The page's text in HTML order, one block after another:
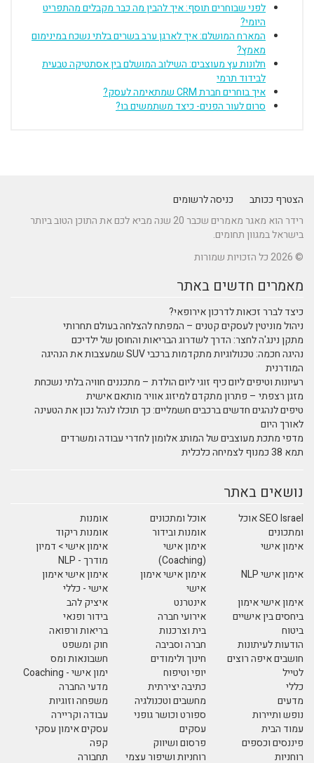
לפני שבוחרים תוסף: איך להבין מה כבר מקבלים מהתפריט
היומי?
המארח המושלם: איך לארגן ערב בשרים בלתי נשכח במינימום
מאמץ?
חלונות עץ מעוצבים: השילוב המושלם בין אסתטיקה טבעית
לבידוד תרמי
איך בוחרים חברת CRM שמתאימה לעסק?
סרום לעור הפנים- כיצד משתמשים בו?
הצטרף ככותב
כניסה לרשומים
רידר הוא מאגר מאמרים שכבר 20 שנה מביא לכם את התוכן הטוב ביותר
בישראל במגוון תחומים.
© 2026 כל הזכויות שמורות
מאמרים חדשים באתר
כיצד לברר זכאות לדרכון אירופאי?
ניהול מוניטין לעסקים קטנים – המפתח להצלחה בעולם תחרותי
מתקן נינג'ה לחצר: הדרך לשדרוג הבריאות והחוסן של ילדיכם
נהיגה חכמה: טכנולוגיות מתקדמות ברכבי SUV שמעצבות את הנהיגה
המודרנית
רעיונות וטיפים ליום כיף זוגי ליום הולדת – מתכננים חוויה בלתי נשכחת
מזגן רצפתי – פתרון מתקדם למיזוג אוויר מותאם אישית
טיפים לנהגים חדשים ברכבים חשמליים: כך תוכלו לנהל נכון את הטעינה
לאורך היום
מדפי מתכת מעוצבים של המותג אלומון לחדרי עבודה ומשרדים
תמא 38 כמנוף לצמיחה כלכלית
נושאים באתר
SEO Israel אוכל
ומתכונים
אוכל ומתכונים
אומנות
אומנות ובידור
אומנות ריקוד
אימון אישי
אימון אישי
(Coaching)
אימון אישי > דמיון
מודרך - NLP
אימון אישי NLP
אימון אישי אימון
אישי
אימון אישי אימון
אישי - כללי
אימון אישי אימון
ביחסים בין אישיים
אינטרנט
איציק להב
אירועי חברה
בידור ופנאי
ביטוח
בית וצרכנות
בריאות ורפואה
הודעות לעיתונות
חברה וסביבה
חוק ומשפט
חושבים איפה רוצים
לטייל
חינוך ולימודים
חשבונאות ומס
יופי וטיפוח
ימון אישי - Coaching
כללי
כתיבה יצירתית
מדעי החברה
מדעים
מחשבים וטכנולגיה
משפחה וזוגיות
נופש ותיירות
ספורט וכושר גופני
עבודה וקריירה
עמוד הבית
עסקים
עסקים אימון עסקי
פיננסים וכספים
פרסום ושיווק
קפה
רוחניות
רוחניות ושיפור עצמי תחבורה